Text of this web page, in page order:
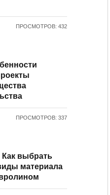
ПРОСМОТРОВ: 432
ПРОСМОТРОВ: 337
выбрать
материала